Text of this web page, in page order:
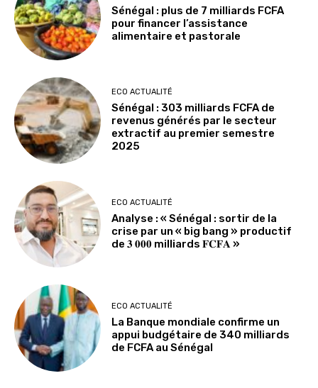
Sénégal : plus de 7 milliards FCFA
pour financer l’assistance
alimentaire et pastorale
ECO ACTUALITÉ
Sénégal : 303 milliards FCFA de
revenus générés par le secteur
extractif au premier semestre
2025
ECO ACTUALITÉ
Analyse : « Sénégal : sortir de la
crise par un « big bang » productif
de 𝟑 𝟎𝟎𝟎 milliards 𝐅𝐂𝐅𝐀 »
ECO ACTUALITÉ
La Banque mondiale confirme un
appui budgétaire de 340 milliards
de FCFA au Sénégal